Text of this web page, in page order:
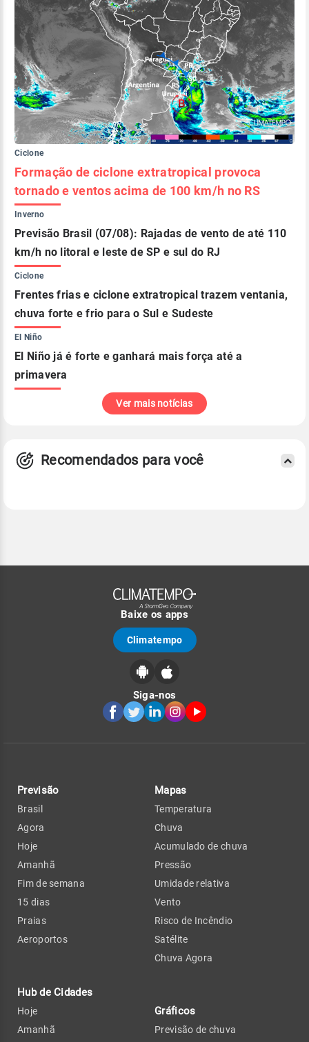
Ciclone
Formação de ciclone extratropical provoca
tornado e ventos acima de 100 km/h no RS
Inverno
Previsão Brasil (07/08): Rajadas de vento de até 110
km/h no litoral e leste de SP e sul do RJ
Ciclone
Frentes frias e ciclone extratropical trazem ventania,
chuva forte e frio para o Sul e Sudeste
El Niño
El Niño já é forte e ganhará mais força até a
primavera
Ver mais notícias
Recomendados para você
Baixe os apps
Climatempo
Siga-nos
Previsão
Brasil
Agora
Hoje
Amanhã
Fim de semana
15 dias
Praias
Aeroportos
Hub de Cidades
Hoje
Amanhã
Mapas
Temperatura
Chuva
Acumulado de chuva
Pressão
Umidade relativa
Vento
Risco de Incêndio
Satélite
Chuva Agora
Gráficos
Previsão de chuva